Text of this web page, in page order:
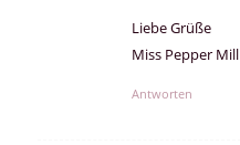
Liebe Grüße
Miss Pepper Mill
Antworten